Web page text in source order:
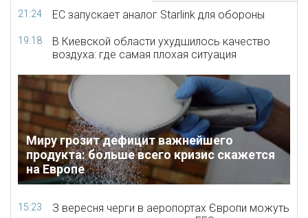
21:24 ЕС запускает аналог Starlink для обороны
19:18
В Киевской области ухудшилось качество
воздуха: где самая плохая ситуация
Миру грозит дефицит важнейшего
продукта: больше всего кризис скажется
на Европе
15:23
З вересня черги в аеропортах Європи можуть